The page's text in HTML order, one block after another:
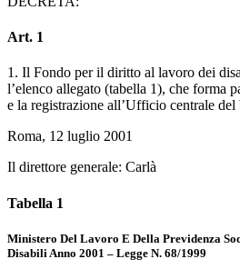
Art. 1
1. Il Fondo per il diritto al lavoro dei
l’elenco allegato (tabella 1), che forma
e la registrazione all’Ufficio centrale del
Roma, 12 luglio 2001
Il direttore generale: Carlà
Tabella 1
Ministero Del Lavoro E Della Previdenza
Disabili Anno 2001 – Legge N. 68/1999